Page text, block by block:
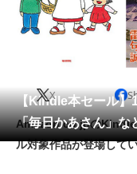
コンテンツ・サービス
スポーツ・レジャー
ペット
工具・DIY
【Kindle本セール
「毎日かあさん」な
X
Amazon.co.jpのKindle
ル対象作品が登場して